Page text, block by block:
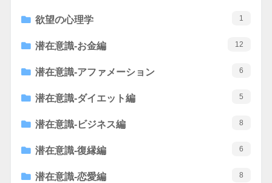
欲望の心理学 1
潜在意識-お金編 12
潜在意識-アファメーション 6
潜在意識-ダイエット編 5
潜在意識-ビジネス編 8
潜在意識-復縁編 6
潜在意識-恋愛編 8